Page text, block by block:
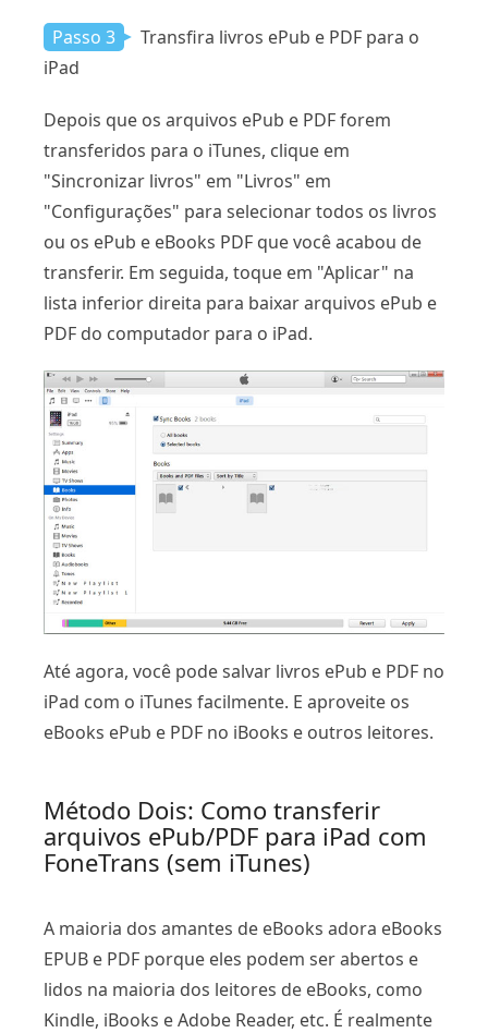
Passo 3
Transfira livros ePub e PDF para o
iPad
Depois que os arquivos ePub e PDF forem
transferidos para o iTunes, clique em
"Sincronizar livros" em "Livros" em
"Configurações" para selecionar todos os livros
ou os ePub e eBooks PDF que você acabou de
transferir. Em seguida, toque em "Aplicar" na
lista inferior direita para baixar arquivos ePub e
PDF do computador para o iPad.
Até agora, você pode salvar livros ePub e PDF no
iPad com o iTunes facilmente. E aproveite os
eBooks ePub e PDF no iBooks e outros leitores.
Método Dois: Como transferir
arquivos ePub/PDF para iPad com
FoneTrans (sem iTunes)
A maioria dos amantes de eBooks adora eBooks
EPUB e PDF porque eles podem ser abertos e
lidos na maioria dos leitores de eBooks, como
Kindle, iBooks e Adobe Reader, etc. É realmente